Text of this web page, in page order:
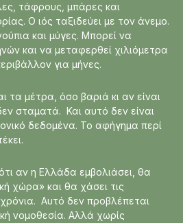
τάφρους, μπάρες και
Ο ιός ταξιδεύει με τον άνεμο.
και μύγες. Μπορεί να
και να μεταφερθεί χιλιόμετρα
για μήνες.
τα μέτρα, όσο βαριά κι αν είναι
σταματά. Και αυτό δεν είναι
δεδομένα. Το αφήγημα περί
αν η Ελλάδα εμβολιάσει, θα
χώρα» και θα χάσει τις
Αυτό δεν προβλέπεται
νομοθεσία. Αλλά χωρίς